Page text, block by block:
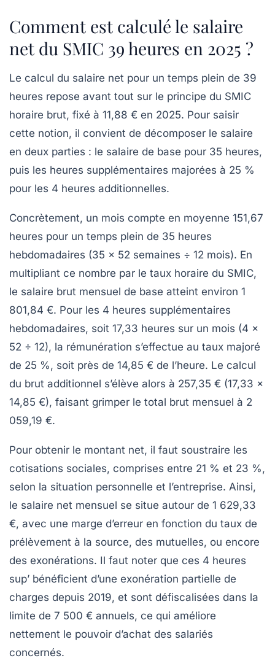
Comment est calculé le salaire
net du SMIC 39 heures en 2025 ?
Le calcul du salaire net pour un temps plein de 39
heures repose avant tout sur le principe du SMIC
horaire brut, fixé à 11,88 € en 2025. Pour saisir
cette notion, il convient de décomposer le salaire
en deux parties : le salaire de base pour 35 heures,
puis les heures supplémentaires majorées à 25 %
pour les 4 heures additionnelles.
Concrètement, un mois compte en moyenne 151,67
heures pour un temps plein de 35 heures
hebdomadaires (35 × 52 semaines ÷ 12 mois). En
multipliant ce nombre par le taux horaire du SMIC,
le salaire brut mensuel de base atteint environ 1
801,84 €. Pour les 4 heures supplémentaires
hebdomadaires, soit 17,33 heures sur un mois (4 ×
52 ÷ 12), la rémunération s’effectue au taux majoré
de 25 %, soit près de 14,85 € de l’heure. Le calcul
du brut additionnel s’élève alors à 257,35 € (17,33 ×
14,85 €), faisant grimper le total brut mensuel à 2
059,19 €.
Pour obtenir le montant net, il faut soustraire les
cotisations sociales, comprises entre 21 % et 23 %,
selon la situation personnelle et l’entreprise. Ainsi,
le salaire net mensuel se situe autour de 1 629,33
€, avec une marge d’erreur en fonction du taux de
prélèvement à la source, des mutuelles, ou encore
des exonérations. Il faut noter que ces 4 heures
sup’ bénéficient d’une exonération partielle de
charges depuis 2019, et sont défiscalisées dans la
limite de 7 500 € annuels, ce qui améliore
nettement le pouvoir d’achat des salariés
concernés.